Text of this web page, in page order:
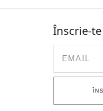
Înscrie-